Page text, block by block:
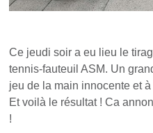
Ce jeudi soir a eu lieu le
tennis-fauteuil ASM. Un
jeu de la main innocente et
Et voilà le résultat ! Ca
!